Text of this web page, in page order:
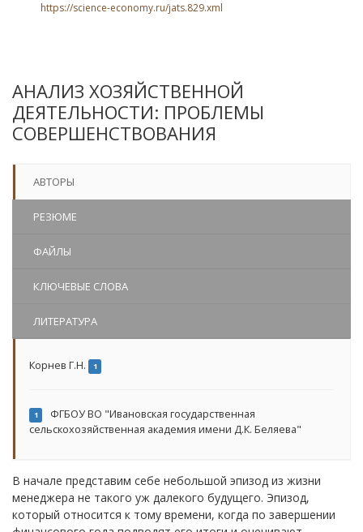
https://science-economy.ru/jats.829.xml
АНАЛИЗ ХОЗЯЙСТВЕННОЙ
ДЕЯТЕЛЬНОСТИ: ПРОБЛЕМЫ
СОВЕРШЕНСТВОВАНИЯ
АВТОРЫ
РЕЗЮМЕ
ФАЙЛЫ
КЛЮЧЕВЫЕ СЛОВА
ЛИТЕРАТУРА
Корнев Г.Н. 1
1
ФГБОУ ВО "Ивановская государственная
сельскохозяйственная академия имени Д.К. Беляева"
В начале представим себе небольшой эпизод из жизни
менеджера не такого уж далекого будущего. Эпизод,
который относится к тому времени, когда по завершении